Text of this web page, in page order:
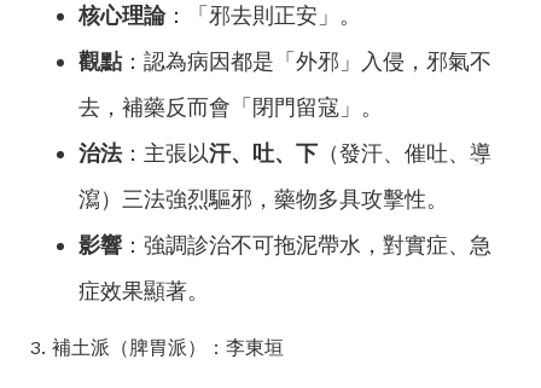
核心理論：「邪去則正安」。
觀點：認為病因都是「外邪」入侵，邪氣不
去，補藥反而會「閉門留寇」。
治法：主張以汗、吐、下 （發汗、催吐、導
瀉）三法強烈驅邪，藥物多具攻擊性。
影響 ：強調診治不可拖泥帶水，對實症、急
症效果顯著。
3. 補土派（脾胃派）：李東垣